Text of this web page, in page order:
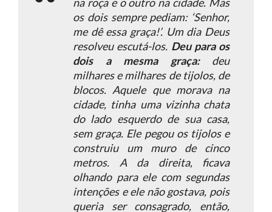
os dois sempre pediam: ‘Senhor,
me dê essa graça!’. Um dia Deus
resolveu escutá-los. Deu para os
dois a mesma graça:deu
milhares e milhares de tijolos, de
blocos. Aquele que morava na
cidade, tinha uma vizinha chata
do lado esquerdo de sua casa,
sem graça. Ele pegou os tijolos e
construiu um muro de cinco
metros. A da direita, ficava
olhando para ele com segundas
intenções e ele não gostava, pois
queria ser consagrado, então,